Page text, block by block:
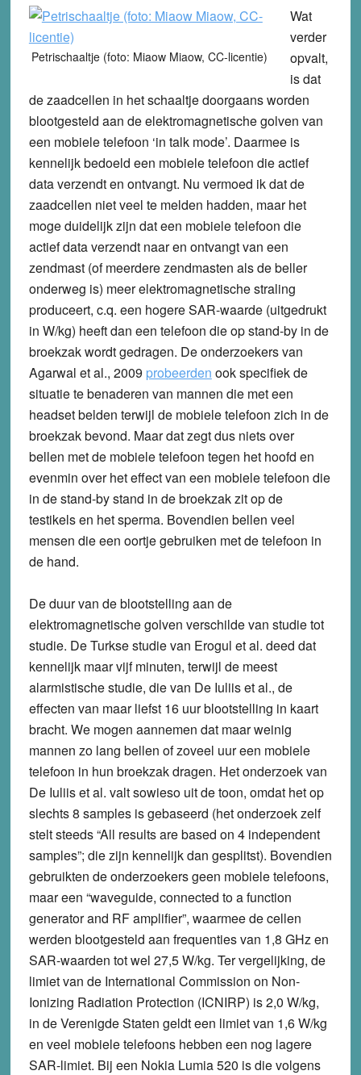
Petrischaaltje (foto: Miaow Miaow, CC-licentie)
Wat
verder
opvalt,
is dat
de zaadcellen in het schaaltje doorgaans worden
blootgesteld aan de elektromagnetische golven van
een mobiele telefoon ‘in talk mode’. Daarmee is
kennelijk bedoeld een mobiele telefoon die actief
data verzendt en ontvangt. Nu vermoed ik dat de
zaadcellen niet veel te melden hadden, maar het
moge duidelijk zijn dat een mobiele telefoon die
actief data verzendt naar en ontvangt van een
zendmast (of meerdere zendmasten als de beller
onderweg is) meer elektromagnetische straling
produceert, c.q. een hogere SAR-waarde (uitgedrukt
in W/kg) heeft dan een telefoon die op stand-by in de
broekzak wordt gedragen. De onderzoekers van
Agarwal et al., 2009 probeerden ook specifiek de
situatie te benaderen van mannen die met een
headset belden terwijl de mobiele telefoon zich in de
broekzak bevond. Maar dat zegt dus niets over
bellen met de mobiele telefoon tegen het hoofd en
evenmin over het effect van een mobiele telefoon die
in de stand-by stand in de broekzak zit op de
testikels en het sperma. Bovendien bellen veel
mensen die een oortje gebruiken met de telefoon in
de hand.
De duur van de blootstelling aan de
elektromagnetische golven verschilde van studie tot
studie. De Turkse studie van Erogul et al. deed dat
kennelijk maar vijf minuten, terwijl de meest
alarmistische studie, die van De Iuliis et al., de
effecten van maar liefst 16 uur blootstelling in kaart
bracht. We mogen aannemen dat maar weinig
mannen zo lang bellen of zoveel uur een mobiele
telefoon in hun broekzak dragen. Het onderzoek van
De Iuliis et al. valt sowieso uit de toon, omdat het op
slechts 8 samples is gebaseerd (het onderzoek zelf
stelt steeds “All results are based on 4 independent
samples”; die zijn kennelijk dan gesplitst). Bovendien
gebruikten de onderzoekers geen mobiele telefoons,
maar een “waveguide, connected to a function
generator and RF amplifier”, waarmee de cellen
werden blootgesteld aan frequenties van 1,8 GHz en
SAR-waarden tot wel 27,5 W/kg. Ter vergelijking, de
limiet van de International Commission on Non-
Ionizing Radiation Protection (ICNIRP) is 2,0 W/kg,
in de Verenigde Staten geldt een limiet van 1,6 W/kg
en veel mobiele telefoons hebben een nog lagere
SAR-limiet. Bij een Nokia Lumia 520 is die volgens